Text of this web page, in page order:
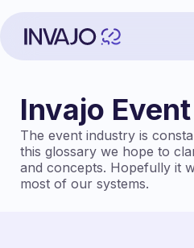
Invajo Event
The event industry is
this glossary we hope to
and concepts. Hopefully it
most of our systems.